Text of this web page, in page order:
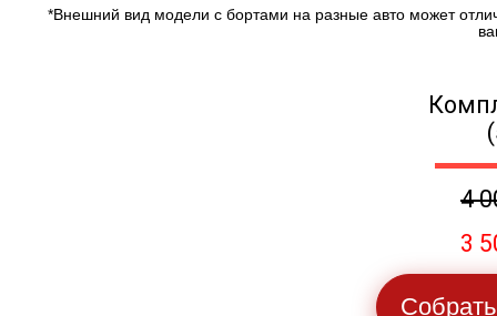
*Внешний вид модели с бортами на разные авто может
4
3